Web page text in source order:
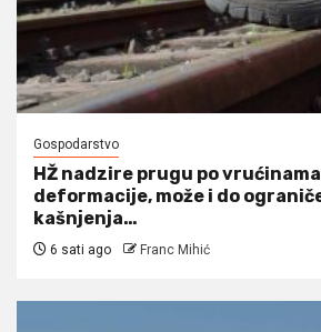
Gospodarstvo
HŽ nadzire prugu po
deformacije, može i do
kašnjenja…
6 sati ago Franc Mihić